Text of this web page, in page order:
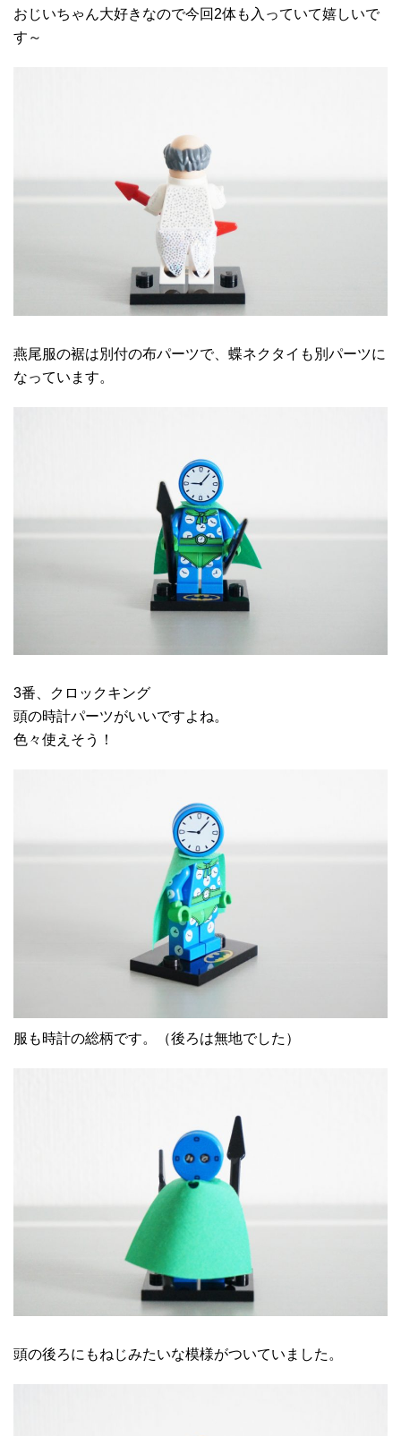
おじいちゃん大好きなので今回2体も入っていて嬉しいで
す～
燕尾服の裾は別付の布パーツで、蝶ネクタイも別パーツに
なっています。
3番、クロックキング
頭の時計パーツがいいですよね。
色々使えそう！
服も時計の総柄です。（後ろは無地でした）
頭の後ろにもねじみたいな模様がついていました。